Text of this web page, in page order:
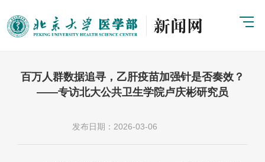
百万人群数据追寻，乙肝疫苗加强针是否奏效？
——专访北大公共卫生学院卢庆彬研究员
发布日期：2026-03-06